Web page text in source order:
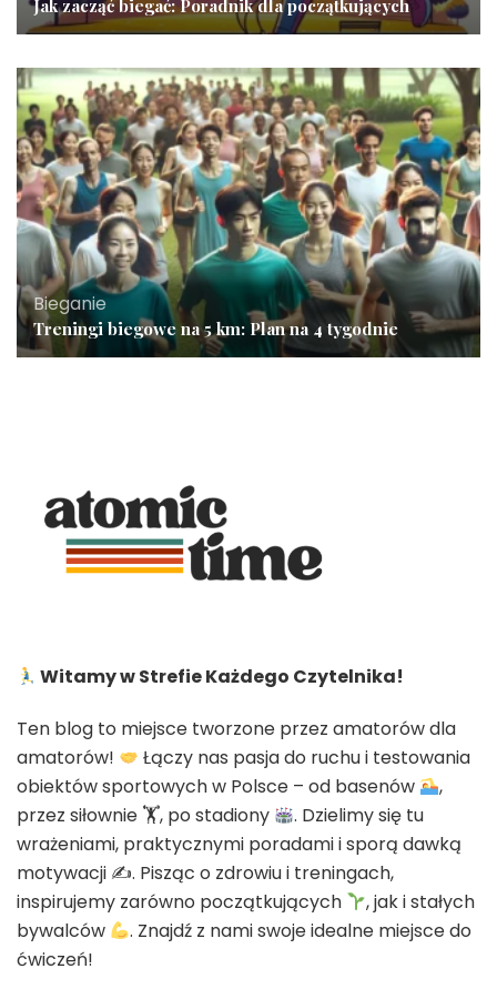
Jak zacząć biegać: Poradnik dla początkujących
Bieganie
Treningi biegowe na 5 km: Plan na 4 tygodnie
Witamy w Strefie Każdego Czytelnika!
Ten blog to miejsce tworzone przez amatorów dla
amatorów!
Łączy nas pasja do ruchu i testowania
obiektów sportowych w Polsce – od basenów
,
przez siłownie 🏋, po stadiony
. Dzielimy się tu
wrażeniami, praktycznymi poradami i sporą dawką
motywacji ✍. Pisząc o zdrowiu i treningach,
inspirujemy zarówno początkujących
, jak i stałych
bywalców
. Znajdź z nami swoje idealne miejsce do
ćwiczeń!